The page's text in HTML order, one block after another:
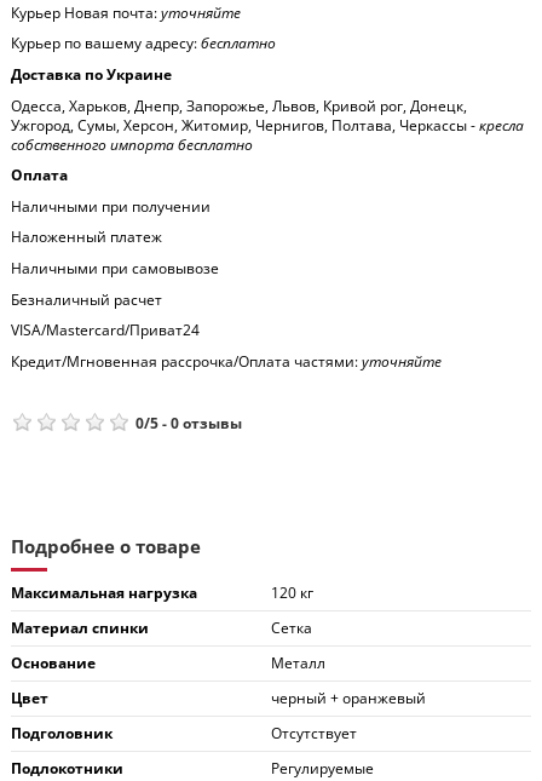
Курьер Новая почта:уточняйте
Курьер по вашему адресу:бесплатно
Доставка по Украине
Одесса, Харьков, Днепр, Запорожье, Львов, Кривой рог, Донецк,
Ужгород, Сумы, Херсон, Житомир, Чернигов, Полтава, Черкассы -кресла
собственного импорта бесплатно
Оплата
Наличными при получении
Наложенный платеж
Наличными при самовывозе
Безналичный расчет
VISA/Mastercard/Приват24
Кредит/Мгновенная рассрочка/Оплата частями:уточняйте
0/5-0отзывы
Подробнее о товаре
Максимальная нагрузка
120 кг
Материал спинки
Сетка
Основание
Металл
Цвет
черный + оранжевый
Подголовник
Отсутствует
Подлокотники
Регулируемые